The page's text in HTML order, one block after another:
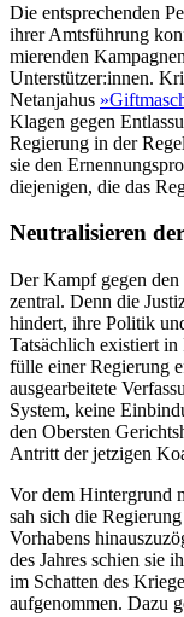
Die entsprechenden
ihrer Amtsführung
mierenden
Unterstützer:innen.
Netanjahus
Klagen gegen
Regierung in der
sie den
diejenigen, die das
Neutralisieren
Der Kampf gegen den
zentral. Denn die
hindert, ihre Politik
Tatsächlich existiert
fülle einer Regierung
ausgearbeitete
System, keine
den Obersten
Antritt der jetzigen
Vor dem Hintergrund
sah sich die
Vorhabens
des Jahres schien sie
im Schatten des
aufgenommen. Dazu